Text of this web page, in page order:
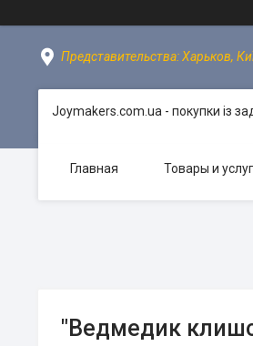
Представительства: Харьков,
Joymakers.com.ua - покупки із
Главная Товары и
"Ведмедик